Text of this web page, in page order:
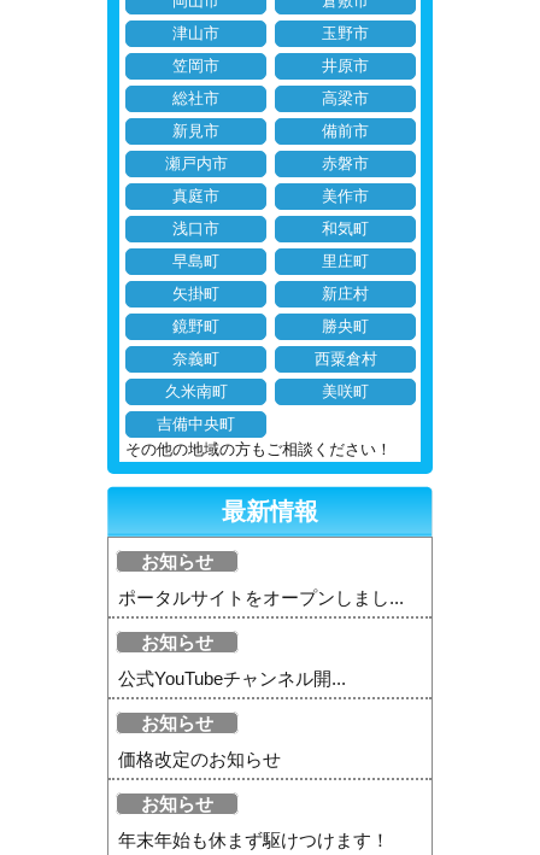
津山市
玉野市
笠岡市
井原市
総社市
高梁市
新見市
備前市
瀬戸内市
赤磐市
真庭市
美作市
浅口市
和気町
早島町
里庄町
矢掛町
新庄村
鏡野町
勝央町
奈義町
西粟倉村
久米南町
美咲町
吉備中央町
その他の地域の方もご相談ください！
最新情報
お知らせ
ポータルサイトをオープンしまし...
お知らせ
公式YouTubeチャンネル開...
お知らせ
価格改定のお知らせ
お知らせ
年末年始も休まず駆けつけます！